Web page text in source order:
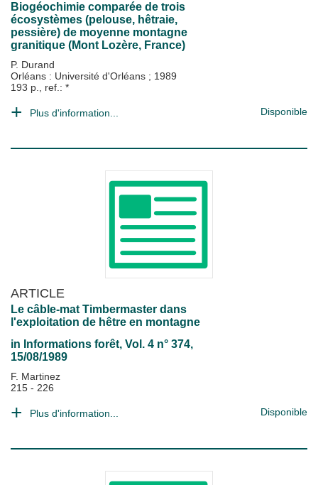
Biogéochimie comparée de trois
écosystèmes (pelouse, hêtraie,
pessière) de moyenne montagne
granitique (Mont Lozère, France)
P. Durand
Orléans : Université d'Orléans ; 1989
193 p., ref.: *
Plus d'information... Disponible
ARTICLE
Le câble-mat Timbermaster dans
l'exploitation de hêtre en montagne
in Informations forêt, Vol. 4 n° 374,
15/08/1989
F. Martinez
215 - 226
Plus d'information... Disponible